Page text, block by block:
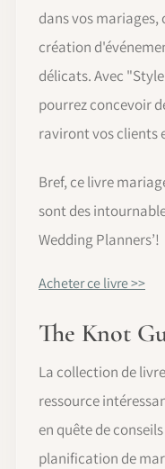
dans vos mariages,
création
délicats. Avec
pourrez concevoir
raviront vos clients
Bref, ce livre
sont des
Wedding Planners’!
Acheter ce livre >>
The Knot
La collection de
ressource
en quête de
planification de